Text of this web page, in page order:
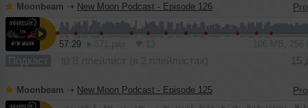
Moonbeam ➝ New Moon Podcast - Episode 126
57:29
Подкаст 15
Moonbeam ➝ New Moon Podcast - Episode 125